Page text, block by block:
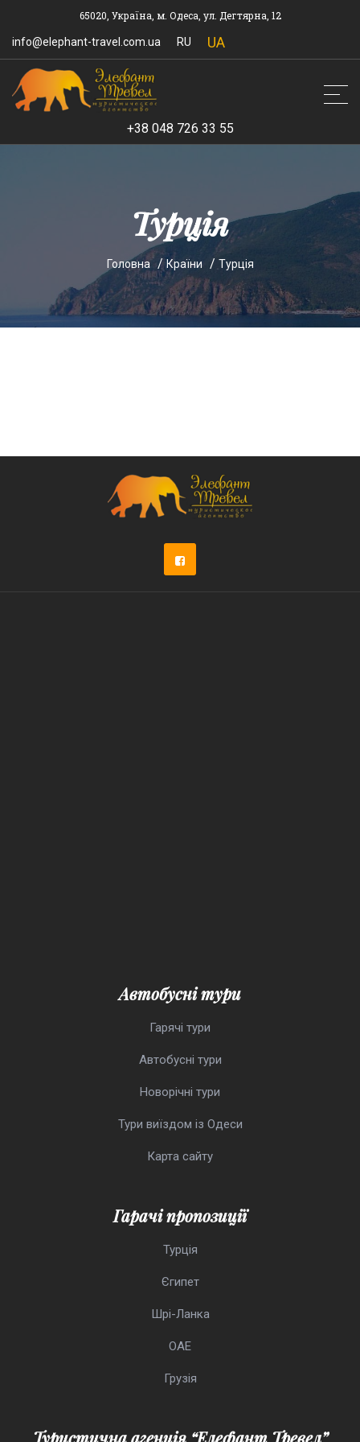
65020, Україна, м. Одеса, ул. Дегтярна, 12
info@elephant-travel.com.ua RU UA
+38 048 726 33 55
Турція
Головна Країни Турція
Автобусні тури
Гарячі тури
Автобусні тури
Новорічні тури
Тури виїздом із Одеси
Карта сайту
Гарачі пропозиції
Турція
Єгипет
Шрі-Ланка
ОАЕ
Грузія